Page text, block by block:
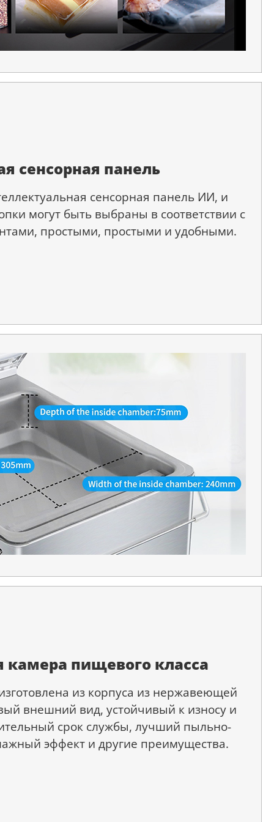
сенсорная панель
сенсорная панель ИИ, и
могут быть выбраны в соответствии с
простыми, простыми и удобными.
камера пищевого класса
из корпуса из нержавеющей
внешний вид, устойчивый к износу и
срок службы, лучший пыльно-
эффект и другие преимущества.